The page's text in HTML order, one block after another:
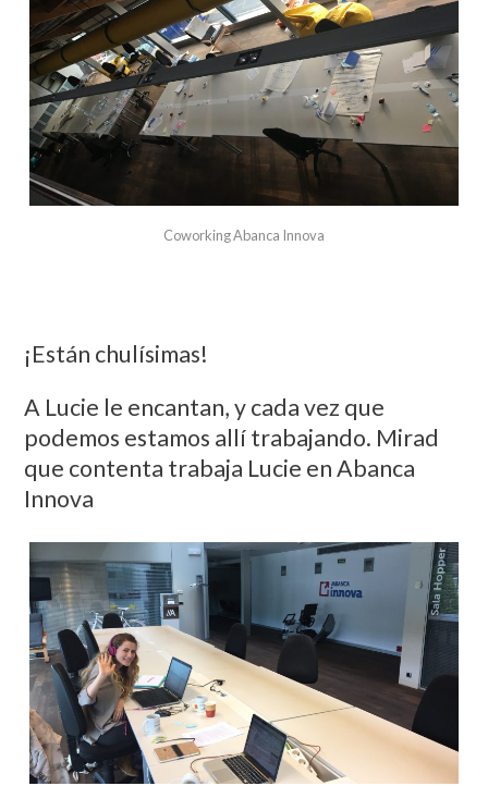
Coworking Abanca Innova
¡Están chulísimas!
A Lucie le encantan, y cada vez que
podemos estamos allí trabajando. Mirad
que contenta trabaja Lucie en Abanca
Innova